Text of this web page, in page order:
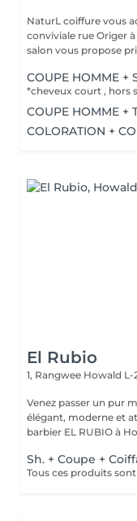
NaturL coiffure vous
conviviale rue Origer à
salon vous propose
COUPE HOMME +
*cheveux court , hors
COUPE HOMME +
COLORATION +
El Rubio
1, Rangwee Howald L-
Venez passer un pur
élégant, moderne et
barbier EL RUBIO à
Sh. + Coupe +